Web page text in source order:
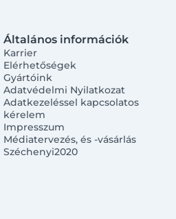
Általános információk
Karrier
Elérhetőségek
Gyártóink
Adatvédelmi Nyilatkozat
Adatkezeléssel kapcsolatos
kérelem
Impresszum
Médiatervezés, és -vásárlás
Széchenyi2020